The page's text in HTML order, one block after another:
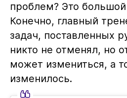
проблем? Это
Конечно, главный
задач, поставленных
никто не отменял, но
может измениться, а
изменилось.